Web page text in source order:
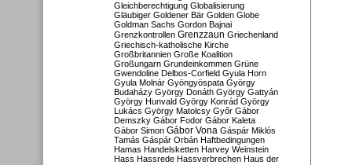
Gleichberechtigung Globalisierung
Gläubiger Goldener Bär Golden Globe
Goldman Sachs Gordon Bajnai
Grenzkontrollen Grenzzaun Griechenland
Griechisch-katholische Kirche
Großbritannien Große Koalition
Großungarn Grundeinkommen Grüne
Gwendoline Delbos-Corfield Gyula Horn
Gyula Molnár Gyöngyöspata György
Budaházy György Donáth György Gattyán
György Hunvald György Konrád György
Lukács György Matolcsy Győr Gábor
Demszky Gábor Fodor Gábor Kaleta
Gábor Simon Gábor Vona Gáspár Miklós
Tamás Gáspár Orbán Haftbedingungen
Hamas Handelsketten Harvey Weinstein
Hass Hassrede Hassverbrechen Haus der